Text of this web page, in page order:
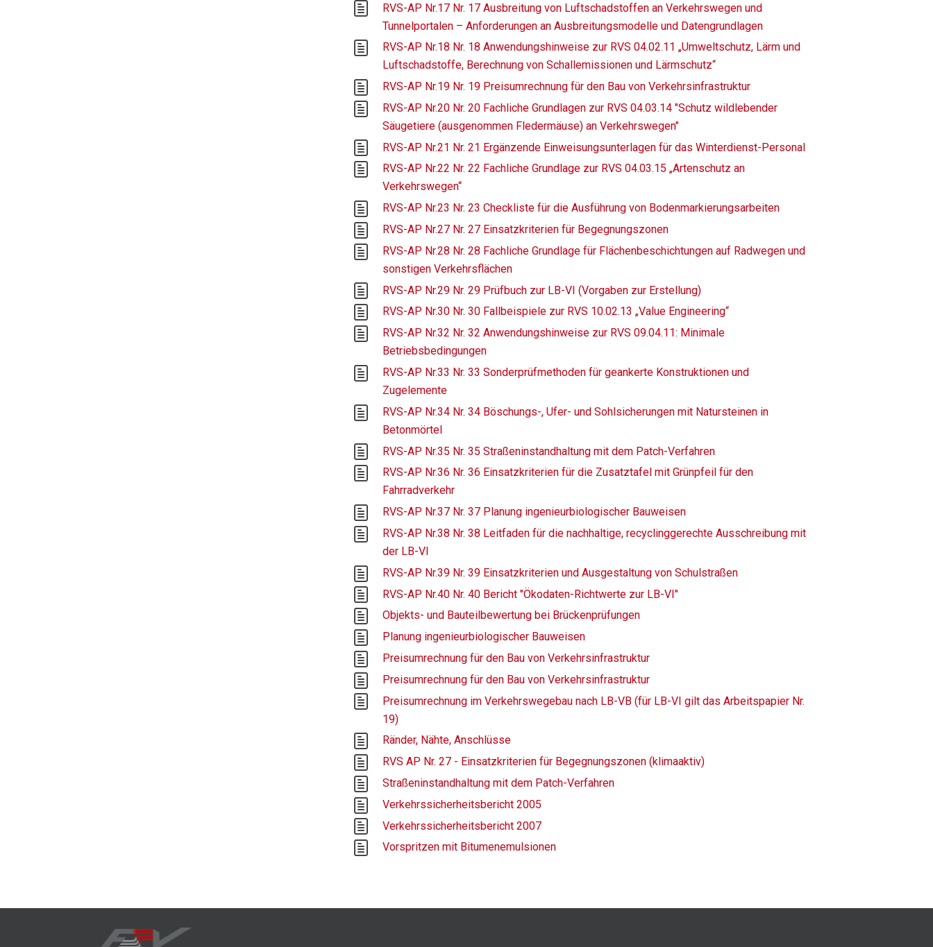
RVS-AP Nr.17 Nr. 17 Ausbreitung von Luftschadstoffen an Verkehrswegen und
Tunnelportalen – Anforderungen an Ausbreitungsmodelle und Datengrundlagen
RVS-AP Nr.18 Nr. 18 Anwendungshinweise zur RVS 04.02.11 „Umweltschutz, Lärm und
Luftschadstoffe, Berechnung von Schallemissionen und Lärmschutz“
RVS-AP Nr.19 Nr. 19 Preisumrechnung für den Bau von Verkehrsinfrastruktur
RVS-AP Nr.20 Nr. 20 Fachliche Grundlagen zur RVS 04.03.14 "Schutz wildlebender
Säugetiere (ausgenommen Fledermäuse) an Verkehrswegen"
RVS-AP Nr.21 Nr. 21 Ergänzende Einweisungsunterlagen für das Winterdienst-Personal
RVS-AP Nr.22 Nr. 22 Fachliche Grundlage zur RVS 04.03.15 „Artenschutz an
Verkehrswegen“
RVS-AP Nr.23 Nr. 23 Checkliste für die Ausführung von Bodenmarkierungsarbeiten
RVS-AP Nr.27 Nr. 27 Einsatzkriterien für Begegnungszonen
RVS-AP Nr.28 Nr. 28 Fachliche Grundlage für Flächenbeschichtungen auf Radwegen und
sonstigen Verkehrsflächen
RVS-AP Nr.29 Nr. 29 Prüfbuch zur LB-VI (Vorgaben zur Erstellung)
RVS-AP Nr.30 Nr. 30 Fallbeispiele zur RVS 10.02.13 „Value Engineering“
RVS-AP Nr.32 Nr. 32 Anwendungshinweise zur RVS 09.04.11: Minimale
Betriebsbedingungen
RVS-AP Nr.33 Nr. 33 Sonderprüfmethoden für geankerte Konstruktionen und
Zugelemente
RVS-AP Nr.34 Nr. 34 Böschungs-, Ufer- und Sohlsicherungen mit Natursteinen in
Betonmörtel
RVS-AP Nr.35 Nr. 35 Straßeninstandhaltung mit dem Patch-Verfahren
RVS-AP Nr.36 Nr. 36 Einsatzkriterien für die Zusatztafel mit Grünpfeil für den
Fahrradverkehr
RVS-AP Nr.37 Nr. 37 Planung ingenieurbiologischer Bauweisen
RVS-AP Nr.38 Nr. 38 Leitfaden für die nachhaltige, recyclinggerechte Ausschreibung mit
der LB-VI
RVS-AP Nr.39 Nr. 39 Einsatzkriterien und Ausgestaltung von Schulstraßen
RVS-AP Nr.40 Nr. 40 Bericht "Ökodaten-Richtwerte zur LB-VI"
Objekts- und Bauteilbewertung bei Brückenprüfungen
Planung ingenieurbiologischer Bauweisen
Preisumrechnung für den Bau von Verkehrsinfrastruktur
Preisumrechnung für den Bau von Verkehrsinfrastruktur
Preisumrechnung im Verkehrswegebau nach LB-VB (für LB-VI gilt das Arbeitspapier Nr.
19)
Ränder, Nähte, Anschlüsse
RVS AP Nr. 27 - Einsatzkriterien für Begegnungszonen (klimaaktiv)
Straßeninstandhaltung mit dem Patch-Verfahren
Verkehrssicherheitsbericht 2005
Verkehrssicherheitsbericht 2007
Vorspritzen mit Bitumenemulsionen